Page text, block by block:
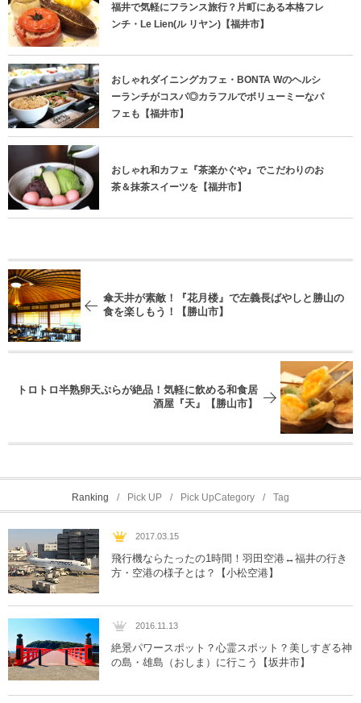
福井で気軽にフランス旅行？片町にある本格フレ
ンチ・Le Lien(ル リヤン)【福井市】
おしゃれダイニングカフェ・BONTA Wのヘルシ
ーランチがコスパ◎カラフルでボリューミーなパ
フェも【福井市】
おしゃれ和カフェ『茶楽かぐや』でこだわりのお
茶＆抹茶スイーツを【福井市】
傘天井が素敵！『花月楼』で左義長ばやしと勝山の
食を楽しもう！【勝山市】
トロトロ半熟卵天ぷらが絶品！気軽に飲める和食居
酒屋『天』【勝山市】
Ranking Pick UP Pick UpCategory Tag
2017.03.15
飛行機ならたったの1時間！羽田空港↔︎福井の行き
方・空港の様子とは？【小松空港】
2016.11.13
絶景パワースポット？心霊スポット？美しすぎる神
の島・雄島（おしま）に行こう【坂井市】